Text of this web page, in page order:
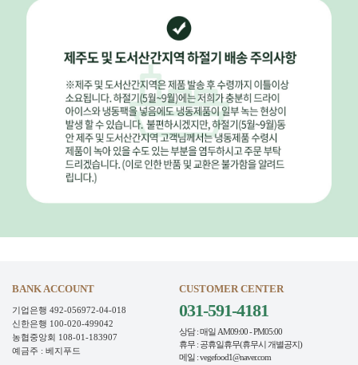
BANK ACCOUNT
기업은행 492-056972-04-018
신한은행 100-020-499042
농협중앙회 108-01-183907
예금주 : 베지푸드
CUSTOMER CENTER
031-591-4181
상담 : 매일 AM09:00 - PM05:00
휴무 : 공휴일휴무(휴무시 개별공지)
메일 : vegefood1@naver.com